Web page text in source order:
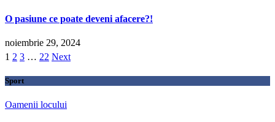
O pasiune ce poate deveni afacere?!
noiembrie 29, 2024
1 2 3 … 22 Next
Sport
Oamenii locului